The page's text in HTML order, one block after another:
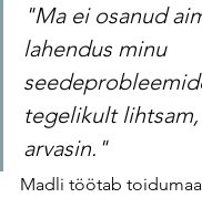
"Ma ei osanud
lahendus minu
tegelikult
arvasin."
Madli töötab